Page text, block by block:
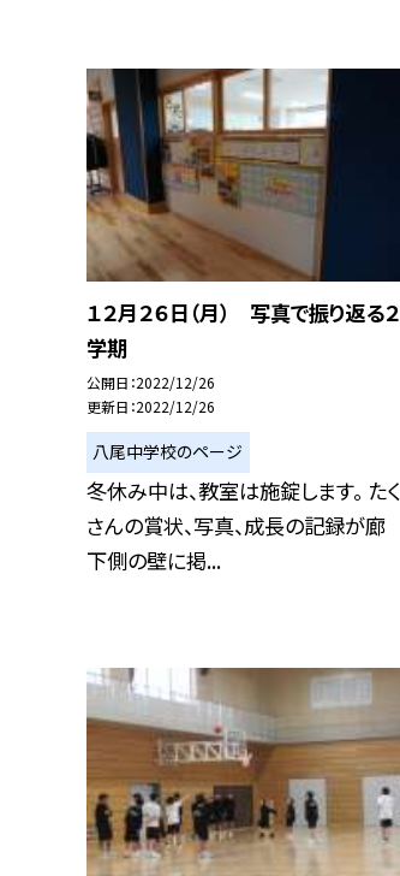
１２月２６日（月） 写真で振り返る２
学期
公開日 2022/12/26
更新日 2022/12/26
八尾中学校のページ
冬休み中は、教室は施錠します。 たく
さんの賞状、写真、成長の記録が廊
下側の壁に掲...